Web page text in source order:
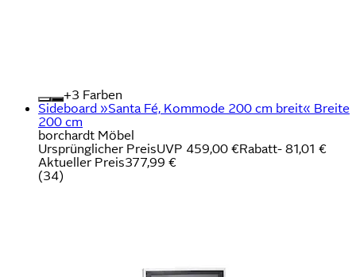
+
Farben
Sideboard »Santa Fé, Kommode 200 cm breit« Breite
200 cm
borchardt Möbel
Ursprünglicher PreisUVP 459,00 €Rabatt- 81,01 €
Aktueller Preis377,99 €
(34)